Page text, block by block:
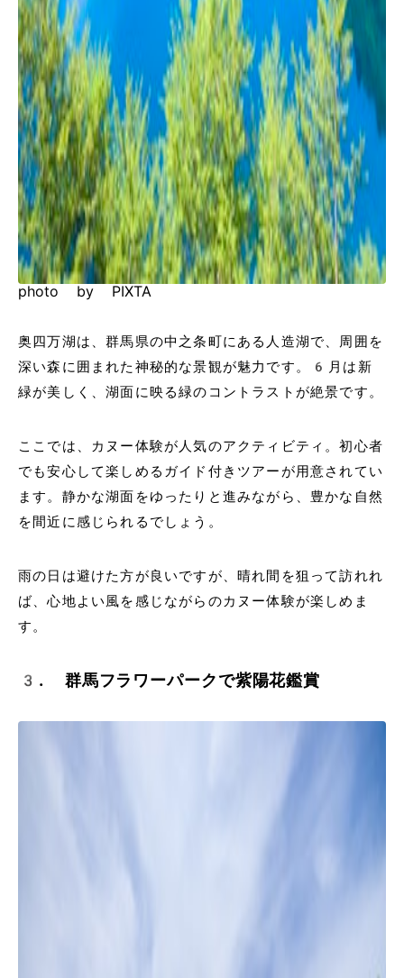
photo by PIXTA
奥四万湖は、群馬県の中之条町にある人造湖で、周囲を
深い森に囲まれた神秘的な景観が魅力です。6月は新
緑が美しく、湖面に映る緑のコントラストが絶景です。
ここでは、カヌー体験が人気のアクティビティ。初心者
でも安心して楽しめるガイド付きツアーが用意されてい
ます。静かな湖面をゆったりと進みながら、豊かな自然
を間近に感じられるでしょう。
雨の日は避けた方が良いですが、晴れ間を狙って訪れれ
ば、心地よい風を感じながらのカヌー体験が楽しめま
す。
3. 群馬フラワーパークで紫陽花鑑賞